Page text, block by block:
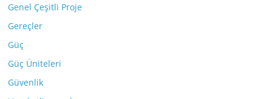
Genel Çeşitli Proje
Gereçler
Güç
Güç Üniteleri
Güvenlik